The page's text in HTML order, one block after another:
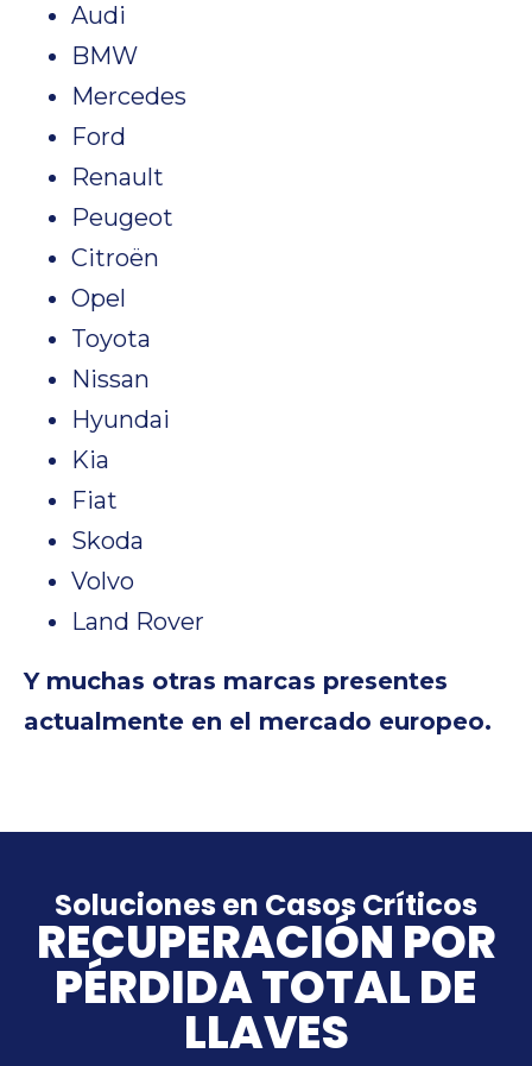
Audi
BMW
Mercedes
Ford
Renault
Peugeot
Citroën
Opel
Toyota
Nissan
Hyundai
Kia
Fiat
Skoda
Volvo
Land Rover
Y muchas otras marcas presentes
actualmente en el mercado europeo.
Soluciones en Casos Críticos
RECUPERACIÓN POR
PÉRDIDA TOTAL DE
LLAVES